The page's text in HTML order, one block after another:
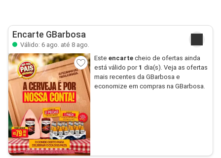
Encarte GBarbosa
Válido: 6 ago. até 8 ago.
Este encartecheio de ofertas ainda
está válido por 1 dia(s). Veja as ofertas
mais recentes da GBarbosa e
economize em compras na GBarbosa.